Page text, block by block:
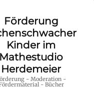
Förderung
Kinder im
Mathestudio
Herdemeier
- Moderation -
- Bücher